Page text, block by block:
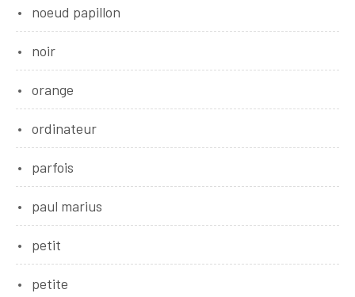
noeud papillon
noir
orange
ordinateur
parfois
paul marius
petit
petite